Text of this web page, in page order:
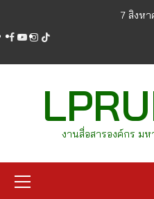
content
7 สิงห
facebook
youtube
instagram
tiktok
งานสื่อสารองค์กร ม
Menu